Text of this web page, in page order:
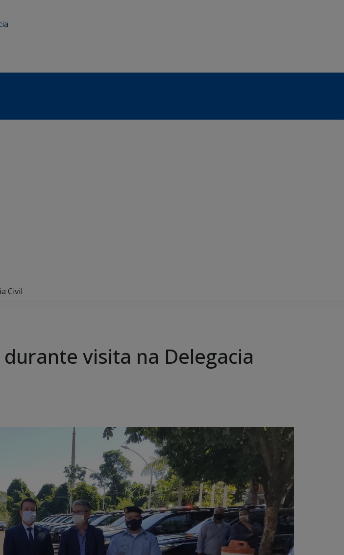
Civil
visita na Delegacia